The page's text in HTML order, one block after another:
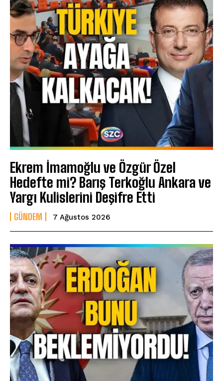
Ekrem İmamoğlu ve Özgür Özel
Hedefte mi? Barış Terkoğlu Ankara ve
Yargı Kulislerini Deşifre Etti
GÜNDEM 7 Ağustos 2026